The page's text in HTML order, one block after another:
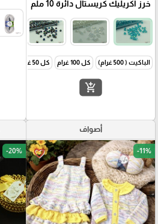
خرز اكريليك كريستال دائرة 10 ملم
الباكيت ( 500 غرام) كل 100 غرام كل 50 غرام
add_shopping_cart
أصواف
favorite_border -11%
-20%